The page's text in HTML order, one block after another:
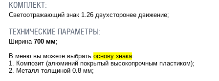
КОМПЛЕКТ:
Светоотражающий знак 1.26 двухсторонее движение;
ТЕХНИЧЕСКИЕ ПАРАМЕТРЫ:
Ширина 700 мм;
В меню вы можете выбрать основу знака:
1. Композит (алюминий покрытый высокопрочным пластиком);
2. Металл толщиной 0.8 мм;